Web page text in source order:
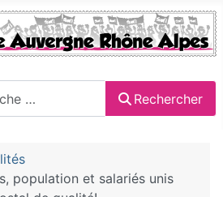
Rechercher
population et salariés unis